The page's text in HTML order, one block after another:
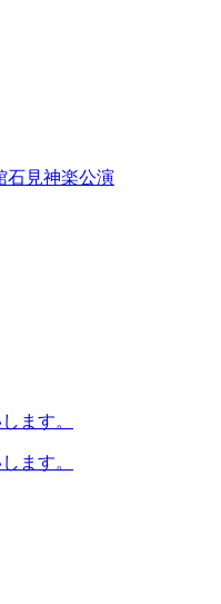
石見神楽公演